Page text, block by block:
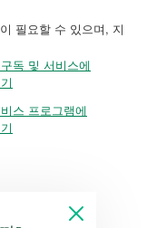
필요할 수 있으며, 지
독 및 서비스에
스 프로그램에